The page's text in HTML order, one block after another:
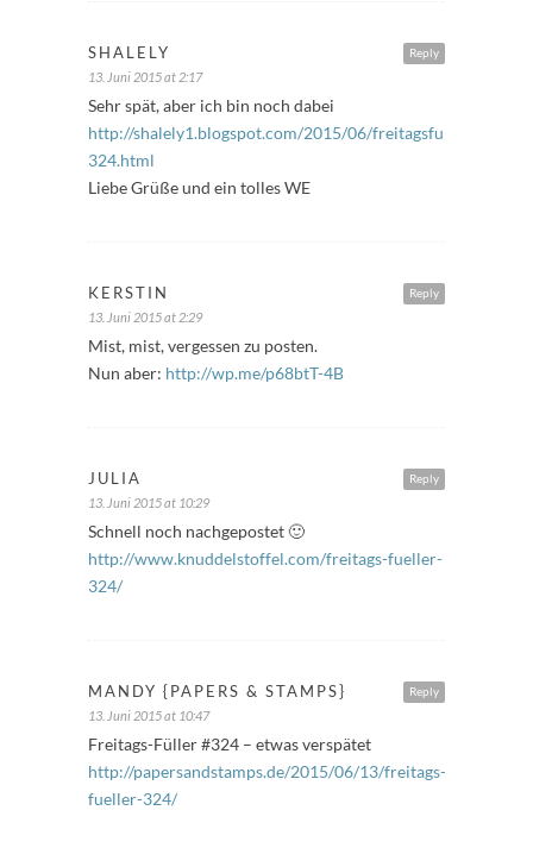
Reply
SHALELY
13. Juni 2015 at 2:17
Sehr spät, aber ich bin noch dabei
http://shalely1.blogspot.com/2015/06/freitagsfuller-
324.html
Liebe Grüße und ein tolles WE
Reply
KERSTIN
13. Juni 2015 at 2:29
Mist, mist, vergessen zu posten.
Nun aber: http://wp.me/p68btT-4B
Reply
JULIA
13. Juni 2015 at 10:29
Schnell noch nachgepostet 🙂
http://www.knuddelstoffel.com/freitags-fueller-
324/
Reply
MANDY {PAPERS & STAMPS}
13. Juni 2015 at 10:47
Freitags-Füller #324 – etwas verspätet
http://papersandstamps.de/2015/06/13/freitags-
fueller-324/